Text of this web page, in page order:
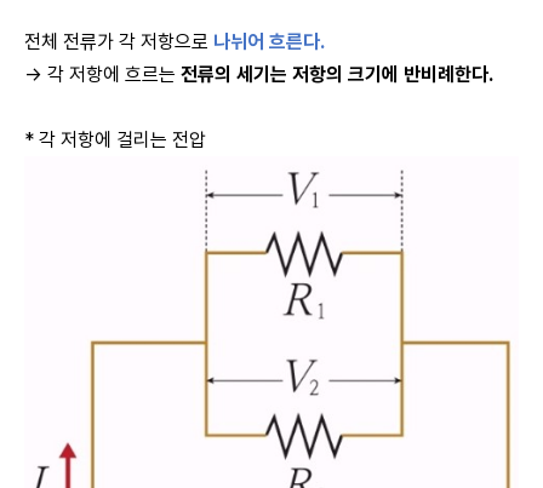
전체 전류가 각 저항으로 나뉘어 흐른다.
→ 각 저항에 흐르는 전류의 세기는 저항의 크기에 반비례한다.
* 각 저항에 걸리는 전압